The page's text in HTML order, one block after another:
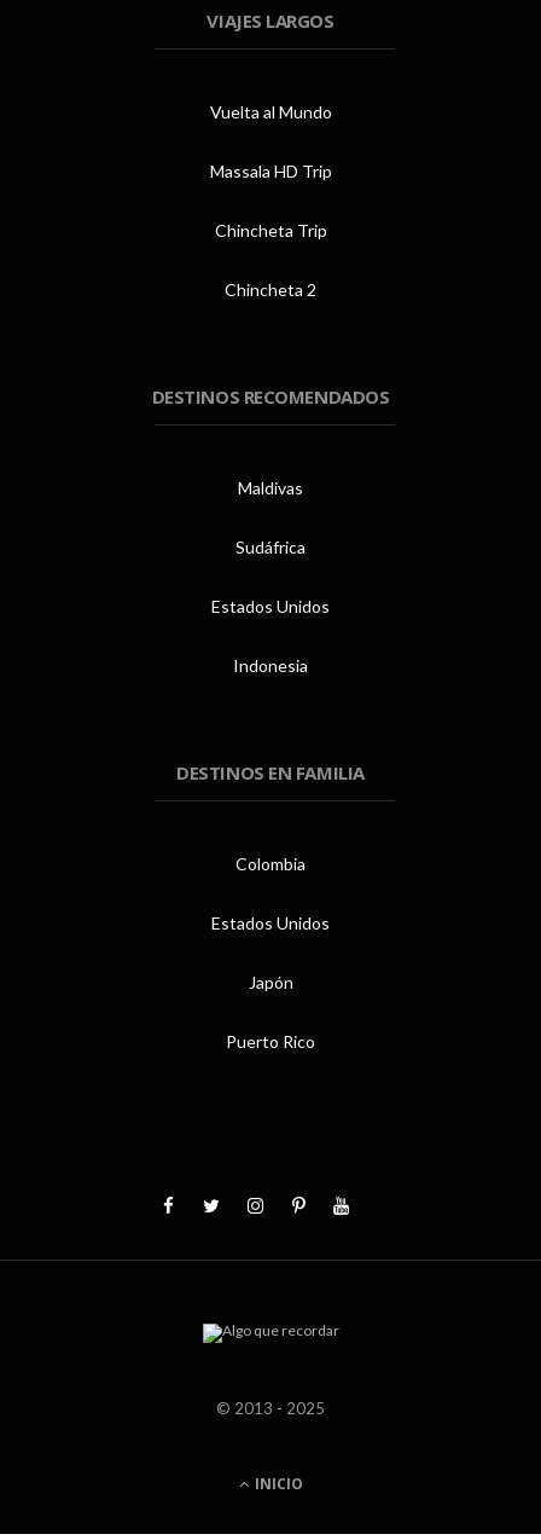
VIAJES LARGOS
Vuelta al Mundo
Massala HD Trip
Chincheta Trip
Chincheta 2
DESTINOS RECOMENDADOS
Maldivas
Sudáfrica
Estados Unidos
Indonesia
DESTINOS EN FAMILIA
Colombia
Estados Unidos
Japón
Puerto Rico
© 2013 - 2025
INICIO